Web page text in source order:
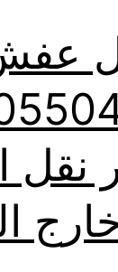
نقل